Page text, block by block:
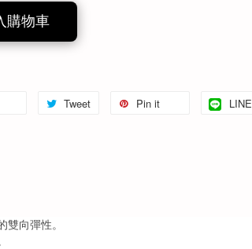
購物車
Tweet Pin it LINE
向彈性。